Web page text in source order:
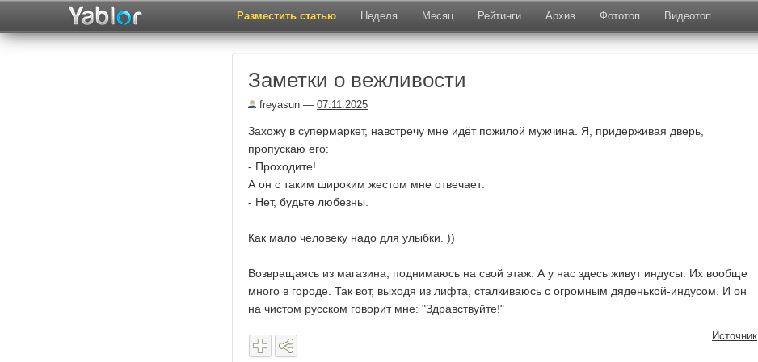
Разместить статью Неделя Месяц Рейтинги Архив Фототоп Видеотоп
Заметки о вежливости
freyasun — 07.11.2025
Захожу в супермаркет, навстречу мне идёт пожилой мужчина. Я, придерживая дверь,
пропускаю его:
- Проходите!
А он с таким широким жестом мне отвечает:
- Нет, будьте любезны.
Как мало человеку надо для улыбки. ))
Возвращаясь из магазина, поднимаюсь на свой этаж. А у нас здесь живут индусы. Их вообще
много в городе. Так вот, выходя из лифта, сталкиваюсь с огромным дяденькой-индусом. И он
на чистом русском говорит мне: "Здравствуйте!"
Источник